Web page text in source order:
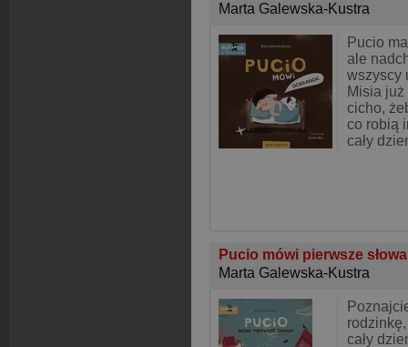
Marta Galewska-Kustra
Pucio
ale
wszyscy
Misia
cicho,
co robią
cały
Pucio mówi pierwsze
Marta Galewska-Kustra
cały